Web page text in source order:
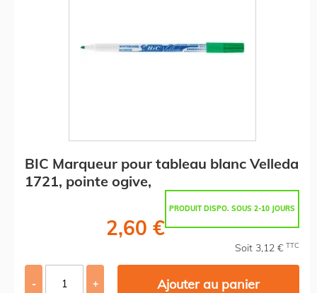
BIC Marqueur pour tableau blanc Velleda
1721, pointe ogive,
PRODUIT DISPO. SOUS 2-10 JOURS
2,60 €
Soit 3,12 € TTC
- + Ajouter au panier